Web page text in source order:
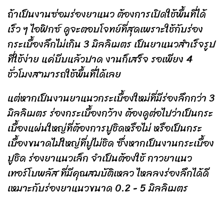
ถ้าเป็นงานซ่อมร่องยาแนว ต้องการเปิดใช้พื้นที่ได้
เร็ว ๆ ไอฟิกซ์ ดูจะตอบโจทย์ที่สุดเพราะใช้กับร่อง
กระเบื้องลึกไม่เกิน 3 มิลลิเมตร เป็นยาแนวสำเร็จรูป
ที่ใช้ง่าย แค่บีบแล้วปาด งานก็เสร็จ รอเพียง 4
ชั่วโมงสามารถใช้พื้นที่ได้เลย
แต่หากเป็นงานยาแนวกระเบื้องใหม่ที่มีร่องลึกกว่า 3
มิลลิเมตร ร่องกระเบื้องกว้าง ต้องดูต่อไปว่าเป็นกระ
เบื้องแผ่นใหญ่ที่ต้องการปูชิดหรือไม่ หรือเป็นกระ
เบื้องขนาดไม่ใหญ่ที่ปูไม่ชิด ซึ่งหากเป็นงานกระเบื้อง
ปูชิด ร่องยาแนวเล็ก จำเป็นต้องใช้ กาวยาแนว
เทอร์โบพลัส ที่มีคุณสมบัติเหลว ไหลลงร่องลึกได้ดี
เหมาะกับร่องยาแนวขนาด 0.2 - 5 มิลลิเมตร